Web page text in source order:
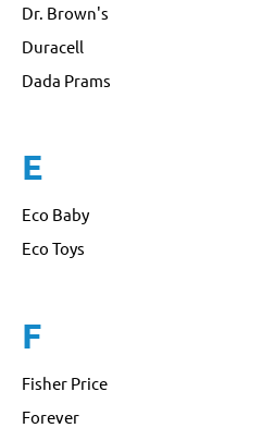
Dr. Brown's
Duracell
Dada Prams
E
Eco Baby
Eco Toys
F
Fisher Price
Forever